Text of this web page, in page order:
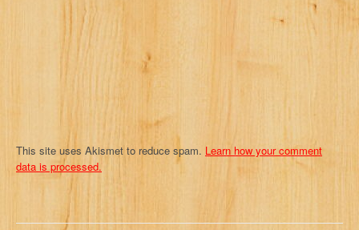
This site uses Akismet to reduce spam. Learn how your comment
data is processed.